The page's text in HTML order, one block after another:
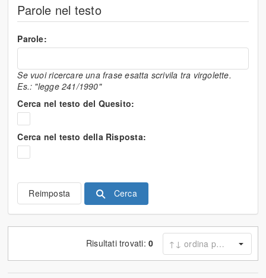
Parole nel testo
Parole:
Se vuoi ricercare una frase esatta scrivila tra virgolette.
Es.: "legge 241/1990"
Cerca nel testo del Quesito:
Cerca nel testo della Risposta:
Reimposta Cerca
Risultati trovati: 0